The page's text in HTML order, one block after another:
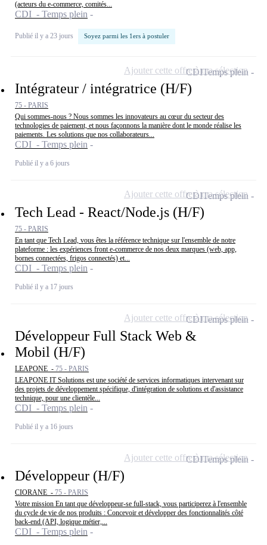
(acteurs du e-commerce, comités...
CDI - Temps plein
Publié il y a 23 jours Soyez parmi les 1ers à postuler
Intégrateur / intégratrice (H/F)
75 - PARIS
Qui sommes-nous ? Nous sommes les innovateurs au cœur du secteur des
technologies de paiement, et nous façonnons la manière dont le monde réalise les
paiements. Les solutions que nos collaborateurs...
CDI - Temps plein
Publié il y a 6 jours
CDITemps plein
Ajouter cette offre à ma sélection
Tech Lead - React/Node.js (H/F)
75 - PARIS
En tant que Tech Lead, vous êtes la référence technique sur l'ensemble de notre
plateforme : les expériences front e-commerce de nos deux marques (web, app,
bornes connectées, frigos connectés) et...
CDI - Temps plein
Publié il y a 17 jours
CDITemps plein
Ajouter cette offre à ma sélection
Développeur Full Stack Web &
Mobil (H/F)
LEAPONE - 75 - PARIS
LEAPONE IT Solutions est une société de services informatiques intervenant sur
des projets de développement spécifique, d'intégration de solutions et d'assistance
technique, pour une clientèle...
CDI - Temps plein
Publié il y a 16 jours
CDITemps plein
Ajouter cette offre à ma sélection
Développeur (H/F)
CIORANE - 75 - PARIS
Votre mission En tant que développeur-se full-stack, vous participerez à l'ensemble
du cycle de vie de nos produits : Concevoir et développer des fonctionnalités côté
back-end (API, logique métier,...
CDI - Temps plein
CDITemps plein
Ajouter cette offre à ma sélection